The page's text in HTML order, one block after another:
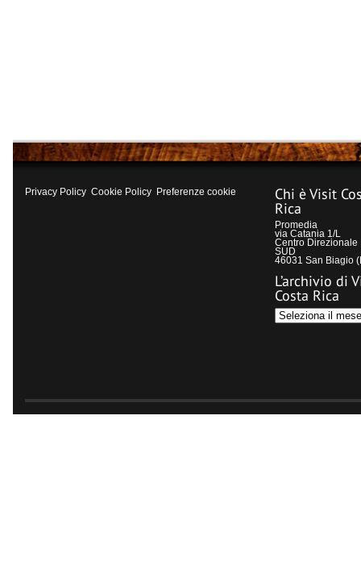
Privacy Policy Cookie Policy Preferenze cookie Chi è Visit
Rica
Promedia
via Catania 1/L
Centro Direzionale
SUD
46031 San Biagio
L’archivio di
Costa Rica
L’archivio
di